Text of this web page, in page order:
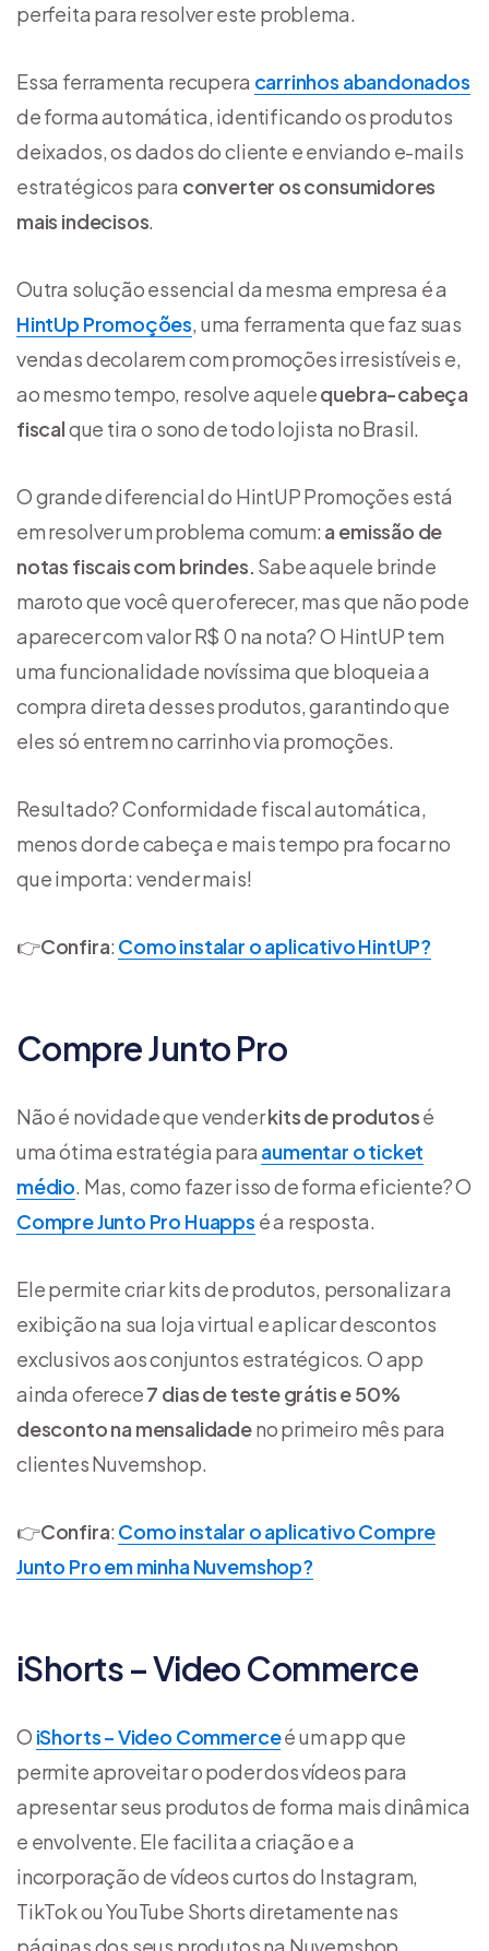
perfeita para resolver este problema.
Essa ferramenta recupera carrinhos abandonados
de forma automática, identificando os produtos
deixados, os dados do cliente e enviando e-mails
estratégicos para converter os consumidores
mais indecisos.
Outra solução essencial da mesma empresa é a
HintUp Promoções, uma ferramenta que faz suas
vendas decolarem com promoções irresistíveis e,
ao mesmo tempo, resolve aquelequebra-cabeça
fiscalque tira o sono de todo lojista no Brasil.
O grande diferencial do HintUP Promoções está
em resolver um problema comum: a emissão de
notas fiscais com brindes. Sabe aquele brinde
maroto que você quer oferecer, mas que não pode
aparecer com valor R$ 0 na nota? O HintUP tem
uma funcionalidade novíssima que bloqueia a
compra direta desses produtos, garantindo que
eles só entrem no carrinho via promoções.
Resultado? Conformidade fiscal automática,
menos dor de cabeça e mais tempo pra focar no
que importa: vender mais!
👉Confira: Como instalar o aplicativo HintUP?
Compre Junto Pro
Não é novidade que venderkits de produtosé
uma ótima estratégia para aumentar o ticket
médio. Mas, como fazer isso de forma eficiente? O
Compre Junto Pro Huapps é a resposta.
Ele permite criar kits de produtos, personalizar a
exibição na sua loja virtual e aplicar descontos
exclusivos aos conjuntos estratégicos. O app
ainda oferece7 dias de teste grátis e 50%
desconto na mensalidadeno primeiro mês para
clientes Nuvemshop.
👉Confira: Como instalar o aplicativo Compre
Junto Pro em minha Nuvemshop?
iShorts – Video Commerce
O iShorts – Video Commerceé um app que
permite aproveitar o poder dos vídeos para
apresentar seus produtos de forma mais dinâmica
e envolvente. Ele facilita a criação e a
incorporação de vídeos curtos do Instagram,
TikTok ou YouTube Shorts diretamente nas